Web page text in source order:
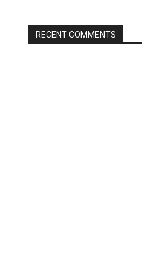
RECENT COMMENTS